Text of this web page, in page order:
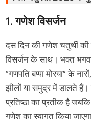
1. गणेश विसर्जन
दस दिन की गणेश चतुर्थी
विसर्जन के साथ। भक्त
“गणपति बप्पा मोरया” के
झीलों या समुद्र में डालते
प्रतिष्ठा का प्रतीक है
गणेश का स्वागत किया